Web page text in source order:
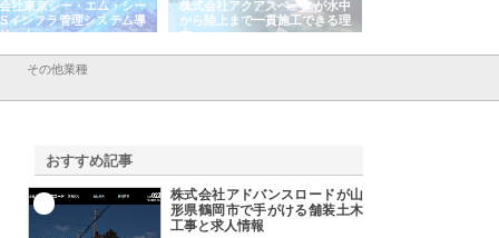
会社アクアスペースが水中
陸上まで一貫施工できる理
株式会社地盤調査事務所が選ば
れ続ける理由と建設コンサルの
強み
その他業種
おすすめ記事
株式会社アドバンスロードが山
形県鶴岡市で手がける舗装土木
工事と求人情報